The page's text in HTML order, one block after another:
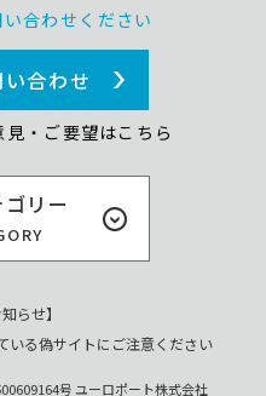
リー
合わせください
い合わせ
・ご要望はこちら
らせ】
いる偽サイトにご注意ください
号 ユーロポート株式会社